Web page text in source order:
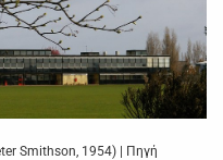
Smithson, 1954) | Πηγή